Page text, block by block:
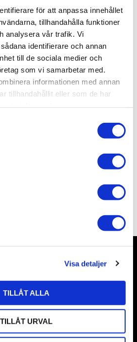
för att anpassa innehållet
tillhandahålla funktioner
analysera vår trafik. Vi
identifierare och annan
till de sociala medier och
som vi samarbetar med.
informationen med annan
tillhandahållit eller som de har
Visa detaljer
TILLÅT ALLA
TILLÅT URVAL
AMIG0199
Prenumerera
i enlighet med vårintegritetspolicy.